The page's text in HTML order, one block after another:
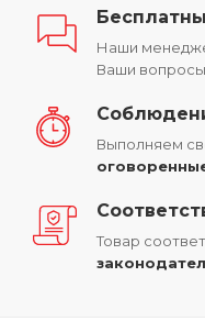
Наши
Ваши вопросы
Выполняем
Товар